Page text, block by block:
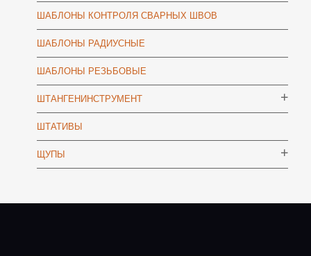
ШАБЛОНЫ КОНТРОЛЯ СВАРНЫХ ШВОВ
ШАБЛОНЫ РАДИУСНЫЕ
ШАБЛОНЫ РЕЗЬБОВЫЕ
ШТАНГЕНИНСТРУМЕНТ
ШТАТИВЫ
ЩУПЫ